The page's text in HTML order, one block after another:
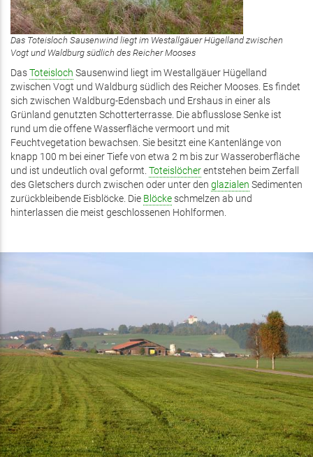
Das Toteisloch Sausenwind liegt im Westallgäuer Hügelland zwischen
Vogt und Waldburg südlich des Reicher Mooses
DasToteisloch Sausenwind liegt im Westallgäuer Hügelland
zwischen Vogt und Waldburg südlich des Reicher Mooses. Es findet
sich zwischen Waldburg-Edensbach und Ershaus in einer als
Grünland genutzten Schotterterrasse. Die abflusslose Senke ist
rund um die offene Wasserfläche vermoort und mit
Feuchtvegetation bewachsen. Sie besitzt eine Kantenlänge von
knapp 100 m bei einer Tiefe von etwa 2 m bis zur Wasseroberfläche
und ist undeutlich oval geformt. Toteislöcherentstehen beim Zerfall
des Gletschers durch zwischen oder unter den glazialen Sedimenten
zurückbleibende Eisblöcke. Die Blöckeschmelzen ab und
hinterlassen die meist geschlossenen Hohlformen.